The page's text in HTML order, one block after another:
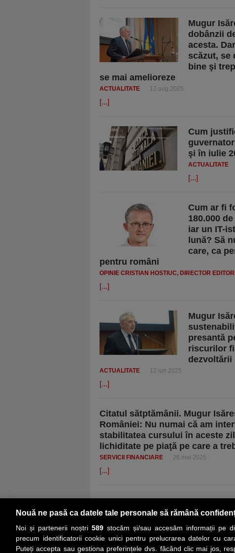
Mugur
dobânzii
acesta.
scăzut, se
bine şi
se mai amelioreze
ACTUALITATE 12 aug 2025
[...]
Cum
şi în iulie
ACTUALITATE
[...]
Cum ar fi
180.000
iar un IT-
lună? Să
care, ca
pentru români
OPINIE CRISTIAN HOSTIUC, DIRECTOR
[...]
Mugur
presantă
riscurilor
dezvoltării
ACTUALITATE 12 iun 2025
[...]
Citatul sătptămânii. Mugur
României: Nu numai că am
stabilitatea cursului în aceste
lichiditate pe piaţă pe care a
SERVICII FINANCIARE 26 mai 2025
[...]
Nouă ne pasă ca datele tale personale să rămână
Noi și partenerii noștri 589stocăm și/sau accesăm informații pe
precum identificatorii cookie unici pentru prelucrarea datelor cu
Puteți accepta sau gestiona preferințele dvs. făcând clic mai jos,